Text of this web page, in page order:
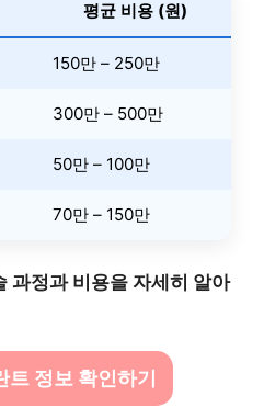
평균 비용 (원)
150만 – 250만
300만 – 500만
50만 – 100만
70만 – 150만
과정과 비용을 자세히 알아
트 정보 확인하기